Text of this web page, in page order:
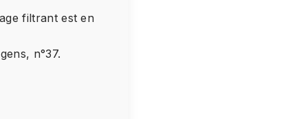
filtrant est en
n°37.